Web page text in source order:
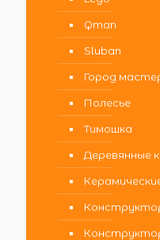
Qman
Sluban
Город
Полесье
Тимошка
Деревянные